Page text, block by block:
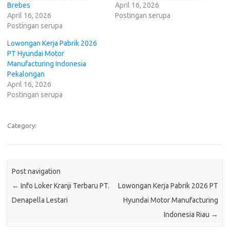
Brebes
April 16, 2026
Postingan serupa
April 16, 2026
Postingan serupa
Lowongan Kerja Pabrik 2026
PT Hyundai Motor
Manufacturing Indonesia
Pekalongan
April 16, 2026
Postingan serupa
Category:
Post navigation
← Info Loker Kranji Terbaru PT.
Denapella Lestari
Lowongan Kerja Pabrik 2026 PT
Hyundai Motor Manufacturing
Indonesia Riau →